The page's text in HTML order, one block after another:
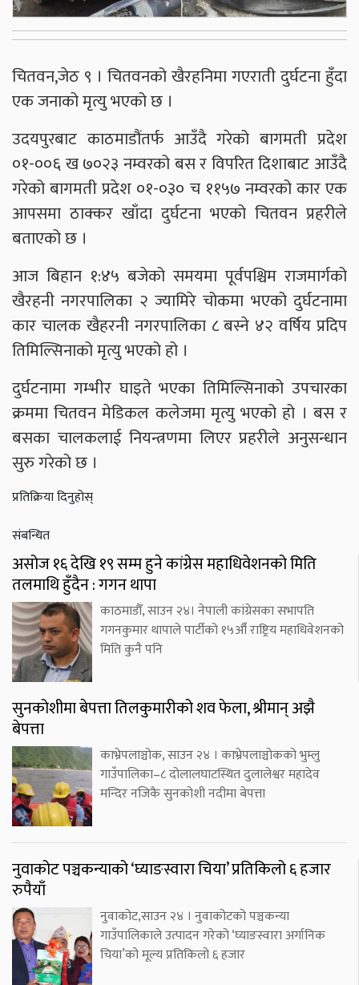
चितवन,जेठ ९ । चितवनको खैरहनिमा गएराती दुर्घटना हुँदा
एक जनाको मृत्यु भएको छ ।
उदयपुरबाट काठमाडौंतर्फ आउँदै गरेको बागमती प्रदेश
०१-००६ ख ७०२३ नम्वरको बस र विपरित दिशाबाट आउँदै
गरेको बागमती प्रदेश ०१-०३० च ११५७ नम्वरको कार एक
आपसमा ठाक्कर खाँदा दुर्घटना भएको चितवन प्रहरीले
बताएको छ ।
आज बिहान १:४५ बजेको समयमा पूर्वपश्चिम राजमार्गको
खैरहनी नगरपालिका २ ज्यामिरे चोकमा भएको दुर्घटनामा
कार चालक खैहरनी नगरपालिका ८ बस्ने ४२ वर्षिय प्रदिप
तिमिल्सिनाको मृत्यु भएको हो ।
दुर्घटनामा गम्भीर घाइते भएका तिमिल्सिनाको उपचारका
क्रममा चितवन मेडिकल कलेजमा मृत्यु भएको हो । बस र
बसका चालकलाई नियन्त्रणमा लिएर प्रहरीले अनुसन्धान
सुरु गरेको छ ।
प्रतिक्रिया दिनुहोस्
संबन्धित
असोज १६ देखि १९ सम्म हुने कांग्रेस महाधिवेशनको मिति
तलमाथि हुँदैन : गगन थापा
काठमाडौँ, साउन २४। नेपाली कांग्रेसका सभापति
गगनकुमार थापाले पार्टीको १५औँ राष्ट्रिय महाधिवेशनको
मिति कुनै पनि
सुनकोशीमा बेपत्ता तिलकुमारीको शव फेला, श्रीमान् अझै
बेपत्ता
काभ्रेपलाञ्चोक, साउन २४ । काभ्रेपलाञ्चोकको भुम्लु
गाउँपालिका–८ दोलालघाटस्थित दुलालेश्वर महादेव
मन्दिर नजिकै सुनकोशी नदीमा बेपत्ता
नुवाकोट पञ्चकन्याको ‘घ्याङस्वारा चिया’ प्रतिकिलो ६ हजार
रुपैयाँ
नुवाकोट,साउन २४ । नुवाकोटको पञ्चकन्या
गाउँपालिकाले उत्पादन गरेको ‘घ्याङस्वारा अर्गानिक
चिया’को मूल्य प्रतिकिलो ६ हजार